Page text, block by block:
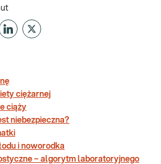
ciężarnej
ciąży
niebezpieczna?
i noworodka
– algorytm laboratoryjnego